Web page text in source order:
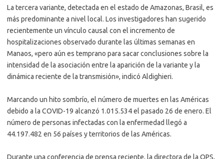
La tercera variante, detectada en el estado de Amazonas, Brasil, es
más predominante a nivel local. Los investigadores han sugerido
recientemente un vínculo causal con el incremento de
hospitalizaciones observado durante las últimas semanas en
Manaos, «pero aún es temprano para sacar conclusiones sobre la
intensidad de la asociación entre la aparición de la variante y la
dinámica reciente de la transmisión», indicó Aldighieri.
Marcando un hito sombrío, el número de muertes en las Américas
debido a la COVID-19 alcanzó 1.015.534 el pasado 26 de enero. El
número de personas infectadas con la enfermedad llegó a
44.197.482 en 56 países y territorios de las Américas.
Durante una conferencia de prensa reciente, la directora de la OPS,